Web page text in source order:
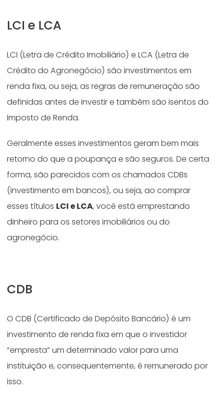
LCI e LCA
LCI (Letra de Crédito Imobiliário) e LCA (Letra de
Crédito do Agronegócio) são investimentos em
renda fixa, ou seja, as regras de remuneração são
definidas antes de investir e também são isentos do
Imposto de Renda.
Geralmente esses investimentos geram bem mais
retorno do que a poupança e são seguros. De certa
forma, são parecidos com os chamados CDBs
(investimento em bancos), ou seja, ao comprar
esses títulos LCI e LCA, você está emprestando
dinheiro para os setores imobiliários ou do
agronegócio.
CDB
O CDB (Certificado de Depósito Bancário) é um
investimento de renda fixa em que o investidor
“empresta” um determinado valor para uma
instituição e, consequentemente, é remunerado por
isso.